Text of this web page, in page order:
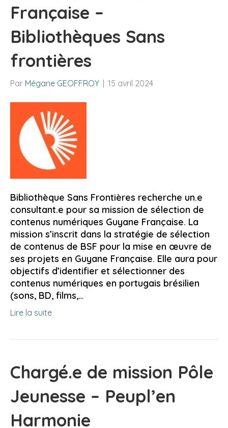
Française –
Bibliothèques Sans
frontières
Par Mégane GEOFFROY 15 avril 2024
Bibliothèque Sans Frontières recherche un.e
consultant.e pour sa mission de sélection de
contenus numériques Guyane Française. La
mission s’inscrit dans la stratégie de sélection
de contenus de BSF pour la mise en œuvre de
ses projets en Guyane Française. Elle aura pour
objectifs d’identifier et sélectionner des
contenus numériques en portugais brésilien
(sons, BD, films,…
Lire la suite
Chargé.e de mission Pôle
Jeunesse – Peupl’en
Harmonie